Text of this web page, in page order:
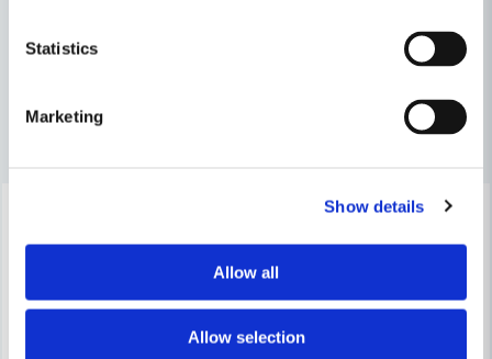
Statistics
Marketing
Show details
Allow all
Allow selection
Ja, ni får publicera min fråga
Skicka fråga
Personligt Skydd & Kläder
Andra produkter i kategorin